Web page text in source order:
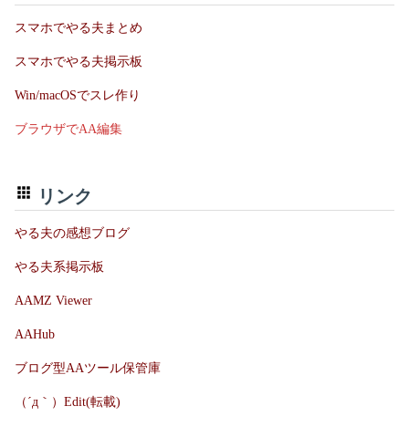
スマホでやる夫まとめ
スマホでやる夫掲示板
Win/macOSでスレ作り
ブラウザでAA編集
リンク
やる夫の感想ブログ
やる夫系掲示板
AAMZ Viewer
AAHub
ブログ型AAツール保管庫
（´д｀）Edit(転載)